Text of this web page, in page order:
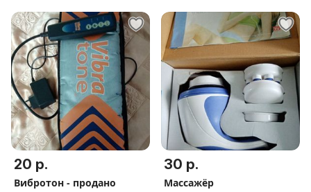
20 р.
Вибротон - продано
30 р.
Массажёр